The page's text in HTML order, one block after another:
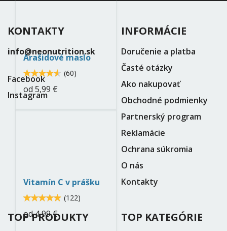
neo-
nutrition.jpg
Arašidové maslo
4.6166654.6
(60)
od 5,99 €
Vitamín C v prášku
4.901644.9
(122)
od4,99 €
KONTAKTY
info@neonutrition.sk
Facebook
Instagram
INFORMÁCIE
Doručenie a platba
Časté otázky
Ako nakupovať
Obchodné podmienky
Partnerský program
Reklamácie
Ochrana súkromia
O nás
Kontakty
TOP PRODUKTY TOP KATEGÓRIE